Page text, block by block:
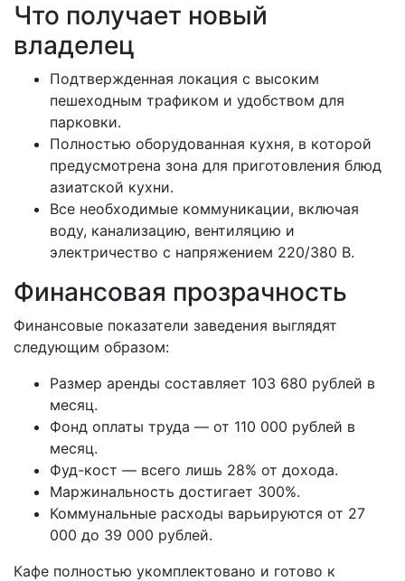
Что получает новый
владелец
Подтвержденная локация с высоким
пешеходным трафиком и удобством для
парковки.
Полностью оборудованная кухня, в которой
предусмотрена зона для приготовления блюд
азиатской кухни.
Все необходимые коммуникации, включая
воду, канализацию, вентиляцию и
электричество с напряжением 220/380 В.
Финансовая прозрачность
Финансовые показатели заведения выглядят
следующим образом:
Размер аренды составляет 103 680 рублей в
месяц.
Фонд оплаты труда — от 110 000 рублей в
месяц.
Фуд-кост — всего лишь 28% от дохода.
Маржинальность достигает 300%.
Коммунальные расходы варьируются от 27
000 до 39 000 рублей.
Кафе полностью укомплектовано и готово к